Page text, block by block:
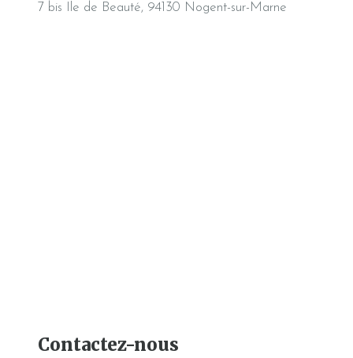
7 bis Ile de Beauté, 94130 Nogent-sur-Marne
Contactez-nous